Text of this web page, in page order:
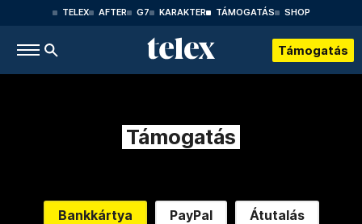
TELEX AFTER G7 KARAKTER TÁMOGATÁS SHOP
Támogatás
Támogatás
Bankkártya PayPal Átutalás